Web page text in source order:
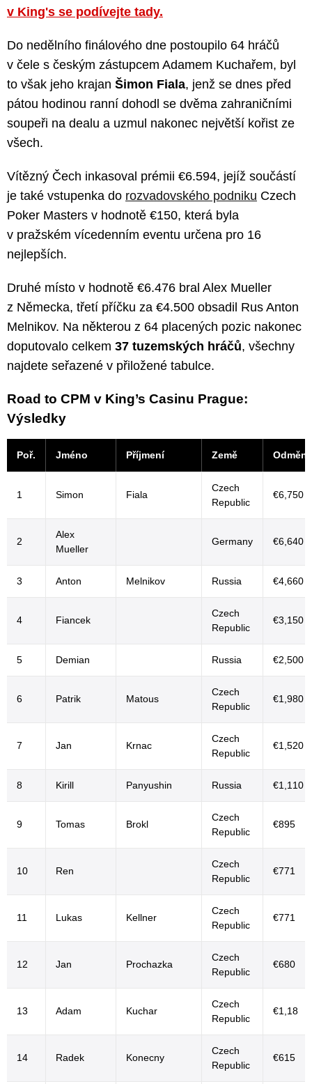
v King's se podívejte tady.
Do nedělního finálového dne postoupilo 64 hráčů
v čele s českým zástupcem Adamem Kuchařem, byl
to však jeho krajan Šimon Fiala, jenž se dnes před
pátou hodinou ranní dohodl se dvěma zahraničními
soupeři na dealu a uzmul nakonec největší kořist ze
všech.
Vítězný Čech inkasoval prémii €6.594, jejíž součástí
je také vstupenka do rozvadovského podniku Czech
Poker Masters v hodnotě €150, která byla
v pražském vícedenním eventu určena pro 16
nejlepších.
Druhé místo v hodnotě €6.476 bral Alex Mueller
z Německa, třetí příčku za €4.500 obsadil Rus Anton
Melnikov. Na některou z 64 placených pozic nakonec
doputovalo celkem 37 tuzemských hráčů, všechny
najdete seřazené v přiložené tabulce.
Road to CPM v King’s Casinu Prague:
Výsledky
Poř. Jméno Příjmení Země Odměna
1 Simon Fiala
Czech
Republic
€6,750
2
Alex
Mueller
Germany €6,640
3 Anton Melnikov Russia €4,660
4 Fiancek
Czech
Republic
€3,150
5 Demian Russia €2,500
6 Patrik Matous
Czech
Republic
€1,980
7 Jan Krnac
Czech
Republic
€1,520
8 Kirill Panyushin Russia €1,110
9 Tomas Brokl
Czech
Republic
€895
10 Ren
Czech
Republic
€771
11 Lukas Kellner
Czech
Republic
€771
12 Jan Prochazka
Czech
Republic
€680
13 Adam Kuchar
Czech
Republic
€1,18
14 Radek Konecny
Czech
Republic
€615